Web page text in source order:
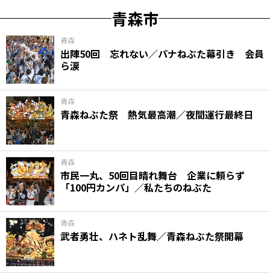
青森市
青森
出陣50回 忘れない／パナねぶた幕引き 会員
ら涙
青森
青森ねぶた祭 熱気最高潮／夜間運行最終日
青森
市民一丸、50回目晴れ舞台 企業に頼らず
「100円カンパ」／私たちのねぶた
青森
武者勇壮、ハネト乱舞／青森ねぶた祭開幕